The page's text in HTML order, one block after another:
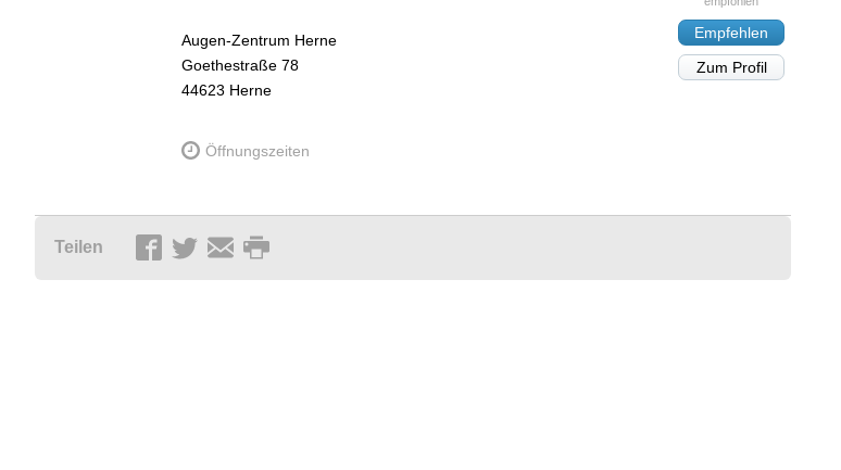
Augen-Zentrum Herne
Goethestraße 78
44623 Herne
Öffnungszeiten
Empfehlen
Zum Profil
Teilen